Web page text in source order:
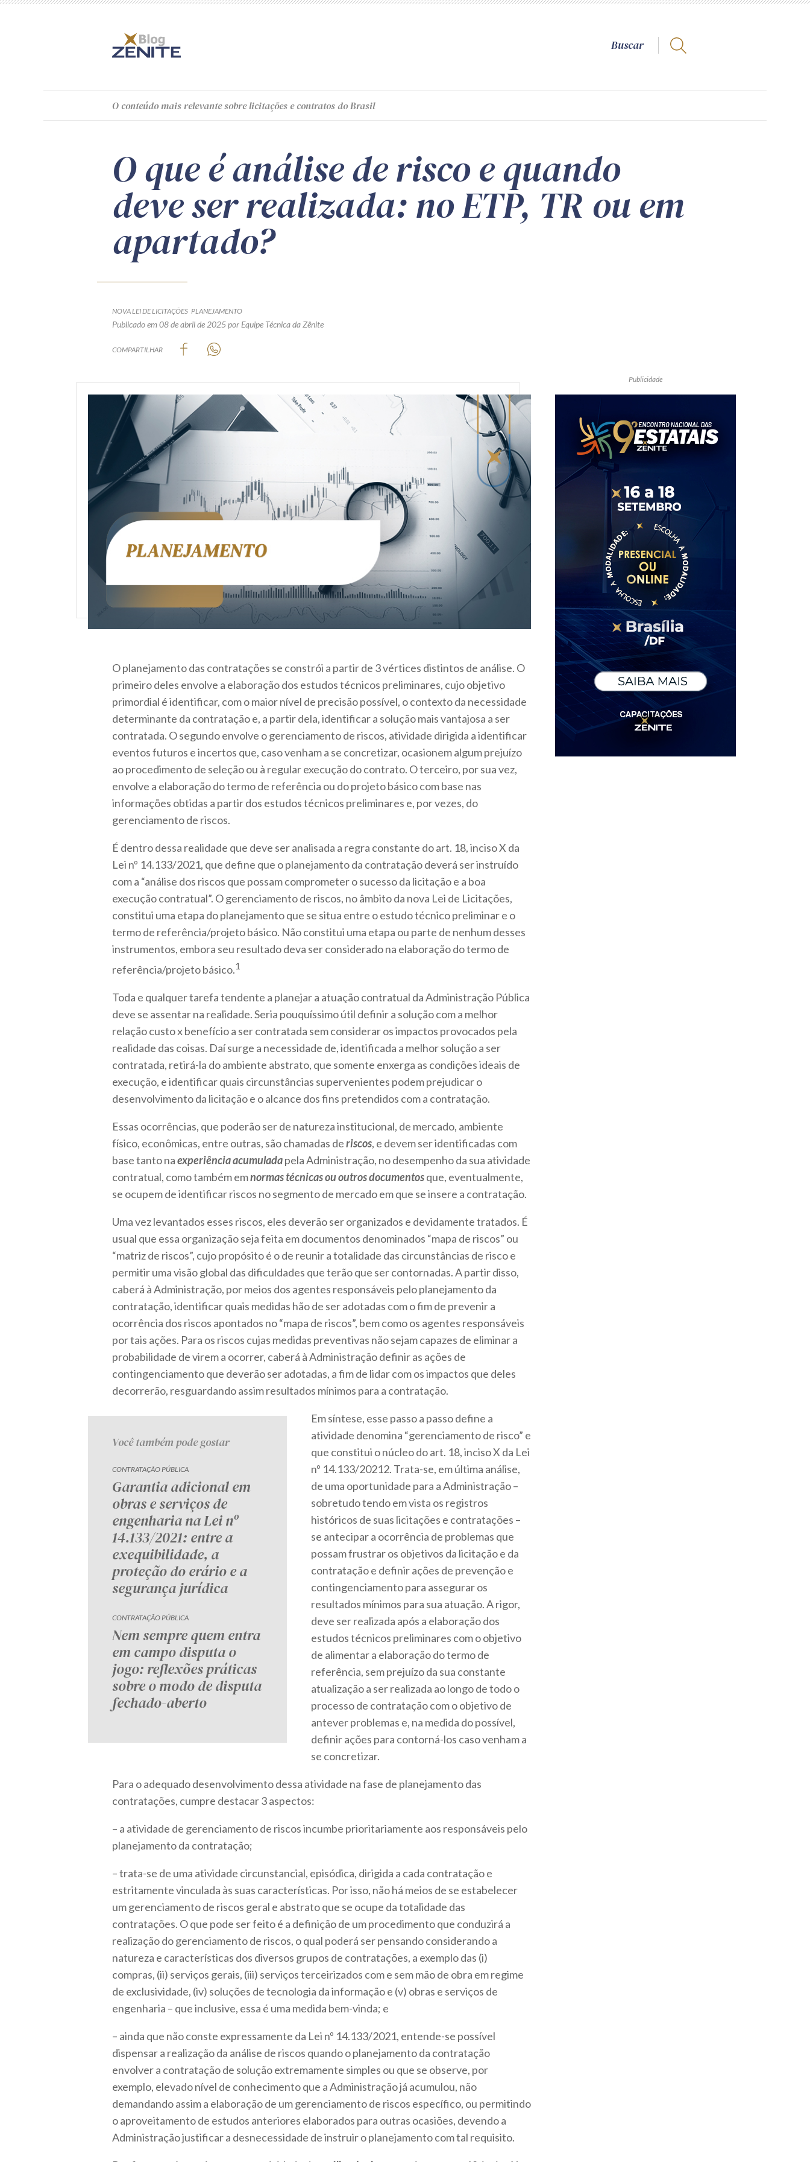
O conteúdomais relevante sobre licitações e contratos do Brasil
O que é análise de risco e quando
deve ser realizada: no ETP, TR ou em
apartado?
NOVA LEI DE LICITAÇÕES PLANEJAMENTO
Publicado em 08 de abril de 2025por Equipe Técnica da Zênite
COMPARTILHAR
O planejamento das contratações se constrói a partir de 3 vértices distintos de análise. O
primeiro deles envolve a elaboração dos estudos técnicos preliminares, cujo objetivo
primordial é identificar, com o maior nível de precisão possível, o contexto da necessidade
determinante da contratação e, a partir dela, identificar a solução mais vantajosa a ser
contratada. O segundo envolve o gerenciamento de riscos, atividade dirigida a identificar
eventos futuros e incertos que, caso venham a se concretizar, ocasionem algum prejuízo
ao procedimento de seleção ou à regular execução do contrato. O terceiro, por sua vez,
envolve a elaboração do termo de referência ou do projeto básico com base nas
informações obtidas a partir dos estudos técnicos preliminares e, por vezes, do
gerenciamento de riscos.
É dentro dessa realidade que deve ser analisada a regra constante do art. 18, inciso X da
Lei nº 14.133/2021, que define que o planejamento da contratação deverá ser instruído
com a “análise dos riscos que possam comprometer o sucesso da licitação e a boa
execução contratual”. O gerenciamento de riscos, no âmbito da nova Lei de Licitações,
constitui uma etapa do planejamento que se situa entre o estudo técnico preliminar e o
termo de referência/projeto básico. Não constitui uma etapa ou parte de nenhum desses
instrumentos, embora seu resultado deva ser considerado na elaboração do termo de
referência/projeto básico.1
Toda e qualquer tarefa tendente a planejar a atuação contratual da Administração Pública
deve se assentar na realidade. Seria pouquíssimo útil definir a solução com a melhor
relação custo x benefício a ser contratada sem considerar os impactos provocados pela
realidade das coisas. Daí surge a necessidade de, identificada a melhor solução a ser
contratada, retirá-la do ambiente abstrato, que somente enxerga as condições ideais de
execução, e identificar quais circunstâncias supervenientes podem prejudicar o
desenvolvimento da licitação e o alcance dos fins pretendidos com a contratação.
Essas ocorrências, que poderão ser de natureza institucional, de mercado, ambiente
físico, econômicas, entre outras, são chamadas deriscos, e devem ser identificadas com
base tanto naexperiência acumuladapela Administração, no desempenho da sua atividade
contratual, como também emnormas técnicas ou outros documentosque, eventualmente,
se ocupem de identificar riscos no segmento de mercado em que se insere a contratação.
Uma vez levantados esses riscos, eles deverão ser organizados e devidamente tratados. É
usual que essa organização seja feita em documentos denominados “mapa de riscos” ou
“matriz de riscos”, cujo propósito é o de reunir a totalidade das circunstâncias de risco e
permitir uma visão global das dificuldades que terão que ser contornadas. A partir disso,
caberá à Administração, por meios dos agentes responsáveis pelo planejamento da
contratação, identificar quais medidas hão de ser adotadas com o fim de prevenir a
ocorrência dos riscos apontados no “mapa de riscos”, bem como os agentes responsáveis
por tais ações. Para os riscos cujas medidas preventivas não sejam capazes de eliminar a
probabilidade de virem a ocorrer, caberá à Administração definir as ações de
contingenciamento que deverão ser adotadas, a fim de lidar com os impactos que deles
decorrerão, resguardando assim resultados mínimos para a contratação.
Você também pode gostar
CONTRATAÇÃO PÚBLICA
Garantia adicional em
obras e serviços de
engenharia na Lei nº
14.133/2021: entre a
exequibilidade, a
proteção do erário e a
segurança jurídica
CONTRATAÇÃO PÚBLICA
Nem sempre quem entra
em campo disputa o
jogo: reflexões práticas
sobre o modo de disputa
fechado-aberto
Em síntese, esse passo a passo define a
atividade denomina “gerenciamento de risco” e
que constitui o núcleo do art. 18, inciso X da Lei
nº 14.133/20212. Trata-se, em última análise,
de uma oportunidade para a Administração –
sobretudo tendo em vista os registros
históricos de suas licitações e contratações –
se antecipar a ocorrência de problemas que
possam frustrar os objetivos da licitação e da
contratação e definir ações de prevenção e
contingenciamento para assegurar os
resultados mínimos para sua atuação. A rigor,
deve ser realizada após a elaboração dos
estudos técnicos preliminares com o objetivo
de alimentar a elaboração do termo de
referência, sem prejuízo da sua constante
atualização a ser realizada ao longo de todo o
processo de contratação com o objetivo de
antever problemas e, na medida do possível,
definir ações para contorná-los caso venham a
se concretizar.
Para o adequado desenvolvimento dessa atividade na fase de planejamento das
contratações, cumpre destacar 3 aspectos:
– a atividade de gerenciamento de riscos incumbe prioritariamente aos responsáveis pelo
planejamento da contratação;
– trata-se de uma atividade circunstancial, episódica, dirigida a cada contratação e
estritamente vinculada às suas características. Por isso, não há meios de se estabelecer
um gerenciamento de riscos geral e abstrato que se ocupe da totalidade das
contratações. O que pode ser feito é a definição de um procedimento que conduzirá a
realização do gerenciamento de riscos, o qual poderá ser pensando considerando a
natureza e características dos diversos grupos de contratações, a exemplo das (i)
compras, (ii) serviços gerais, (iii) serviços terceirizados com e sem mão de obra em regime
de exclusividade, (iv) soluções de tecnologia da informação e (v) obras e serviços de
engenharia – que inclusive, essa é uma medida bem-vinda; e
– ainda que não conste expressamente da Lei nº 14.133/2021, entende-se possível
dispensar a realização da análise de riscos quando o planejamento da contratação
envolver a contratação de solução extremamente simples ou que se observe, por
exemplo, elevado nível de conhecimento que a Administração já acumulou, não
demandando assim a elaboração de um gerenciamento de riscos específico, ou permitindo
o aproveitamento de estudos anteriores elaborados para outras ocasiões, devendo a
Administração justificar a desnecessidade de instruir o planejamento com tal requisito.
Publicidade